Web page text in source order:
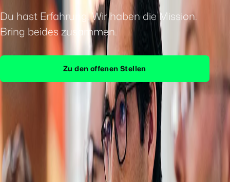
Du hast Erfahrung. Wir haben die Mission.
Bring beides zusammen.
Zu den offenen Stellen